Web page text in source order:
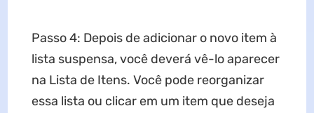
Passo 4: Depois de adicionar o novo item à
lista suspensa, você deverá vê-lo aparecer
na Lista de Itens. Você pode reorganizar
essa lista ou clicar em um item que deseja